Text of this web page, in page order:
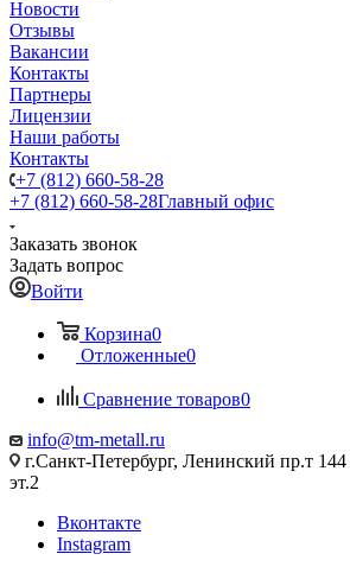
Новости
Отзывы
Вакансии
Контакты
Партнеры
Лицензии
Наши работы
Контакты
+7 (812) 660-58-28
+7 (812) 660-58-28Главный офис
Заказать звонок
Задать вопрос
Войти
Корзина0
Отложенные0
Сравнение товаров0
info@tm-metall.ru
г.Санкт-Петербург, Ленинский пр.т
эт.2
Вконтакте
Instagram